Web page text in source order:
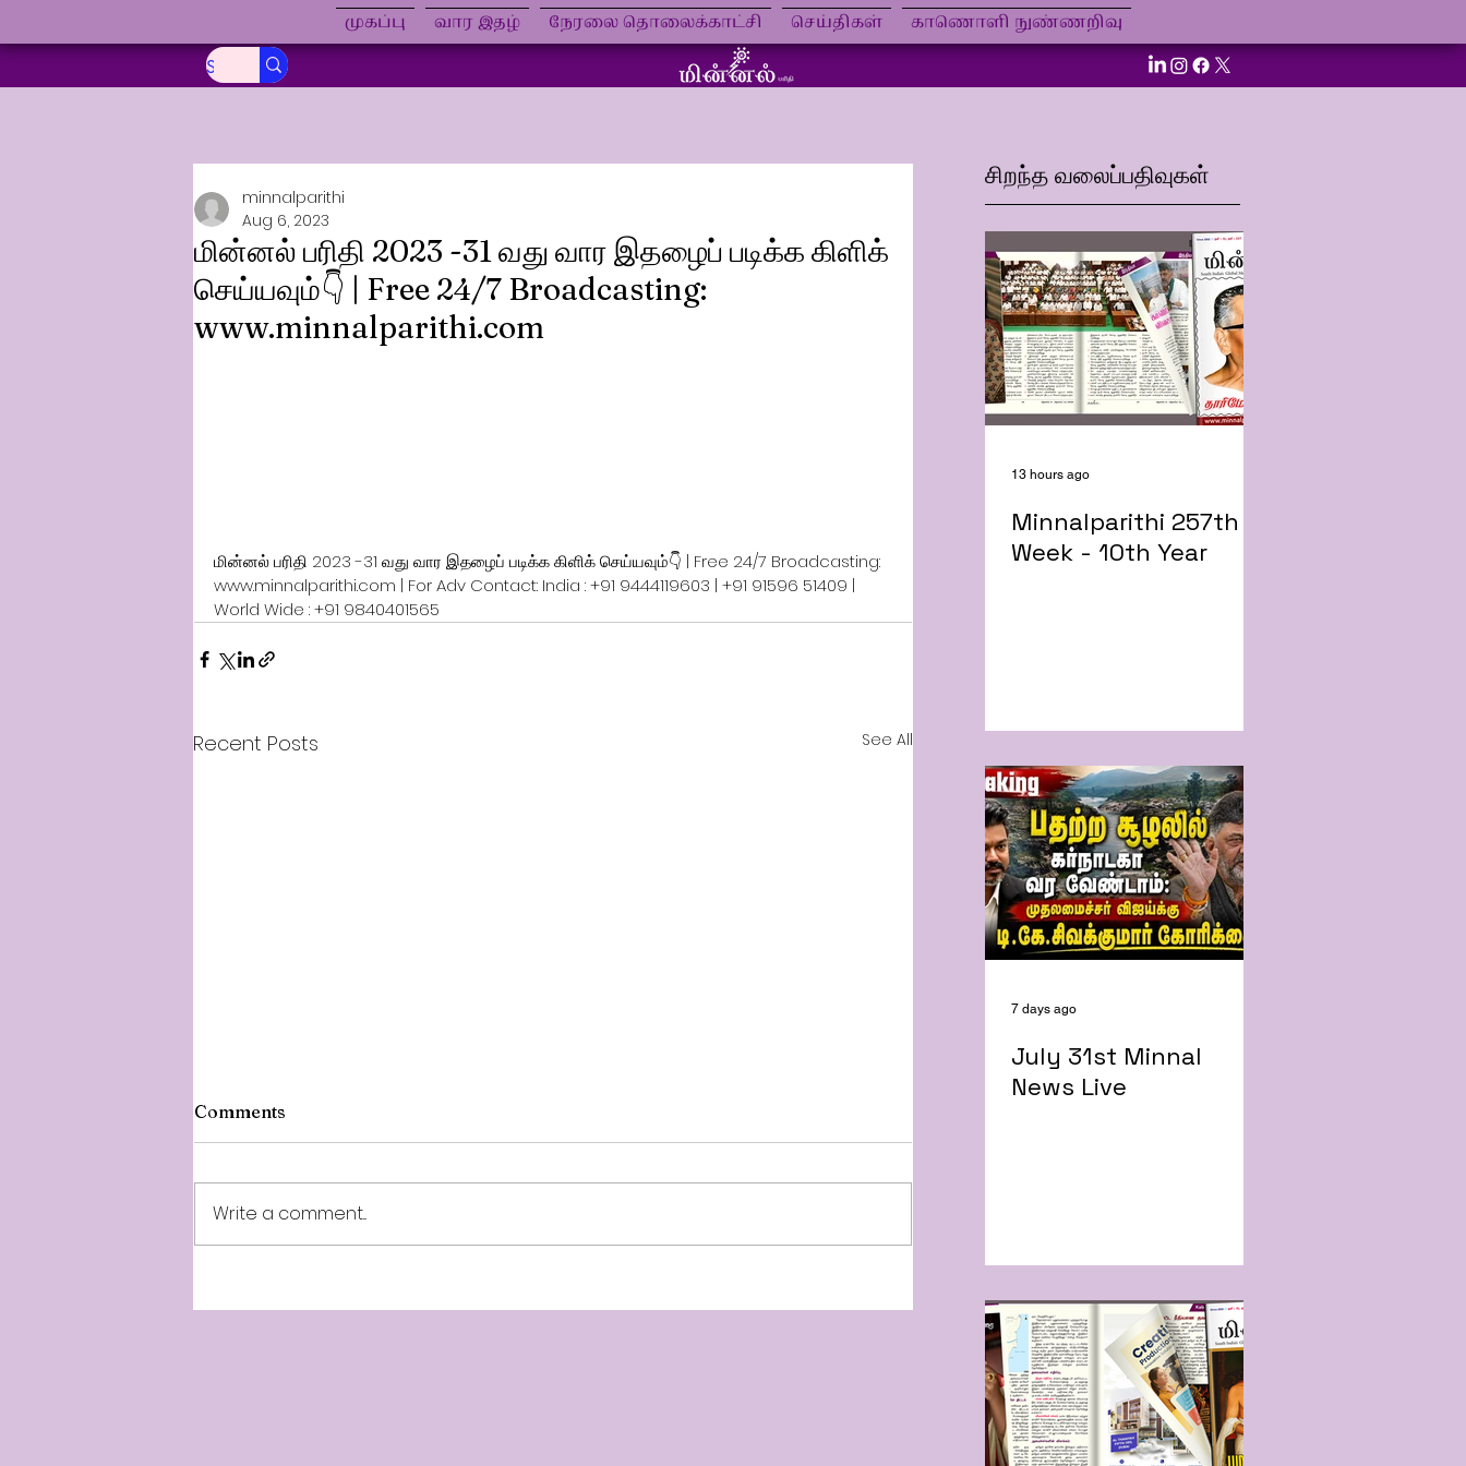
முகப்பு வார இதழ் நேரலை தொலைக்காட்சி செய்திகள் காணொளி நுண்ணறிவு
மின்னல் பரிதி 2023 -31 வது வார இதழைப் படிக்க கிளிக்
செய்யவும்👇 | Free 24/7 Broadcasting:
www.minnalparithi.com
minnalparithi
Aug 6, 2023
மின்னல் பரிதி 2023 -31 வது வார இதழைப் படிக்க கிளிக் செய்யவும்👇 | Free 24/7 Broadcasting:
www.minnalparithi.com | For Adv Contact: India : +91 9444119603 | +91 91596 51409 |
World Wide : +91 9840401565
Recent Posts See All
Comments
Write a comment...
சிறந்த வலைப்பதிவுகள்
Minnalparithi 257th
Week - 10th Year
13 hours ago
July 31st Minnal
News Live
7 days ago